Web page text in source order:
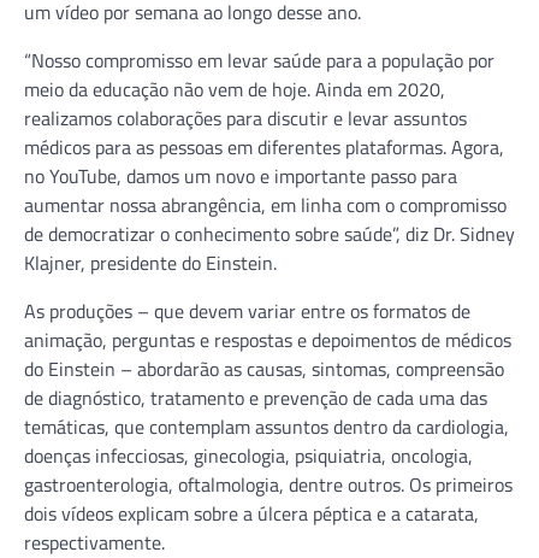
um vídeo por semana ao longo desse ano.
“Nosso compromisso em levar saúde para a população por
meio da educação não vem de hoje. Ainda em 2020,
realizamos colaborações para discutir e levar assuntos
médicos para as pessoas em diferentes plataformas. Agora,
no YouTube, damos um novo e importante passo para
aumentar nossa abrangência, em linha com o compromisso
de democratizar o conhecimento sobre saúde”, diz Dr. Sidney
Klajner, presidente do Einstein.
As produções – que devem variar entre os formatos de
animação, perguntas e respostas e depoimentos de médicos
do Einstein – abordarão as causas, sintomas, compreensão
de diagnóstico, tratamento e prevenção de cada uma das
temáticas, que contemplam assuntos dentro da cardiologia,
doenças infecciosas, ginecologia, psiquiatria, oncologia,
gastroenterologia, oftalmologia, dentre outros. Os primeiros
dois vídeos explicam sobre a úlcera péptica e a catarata,
respectivamente.